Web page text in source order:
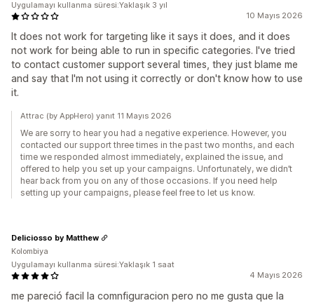
10 Mayıs 2026
It does not work for targeting like it says it does, and it does
not work for being able to run in specific categories. I've tried
to contact customer support several times, they just blame me
and say that I'm not using it correctly or don't know how to use
it.
Uygulamayı kullanma süresi:Yaklaşık 3 yıl
Attrac (by AppHero) yanıt 11 Mayıs 2026
We are sorry to hear you had a negative experience. However, you
contacted our support three times in the past two months, and each
time we responded almost immediately, explained the issue, and
offered to help you set up your campaigns. Unfortunately, we didn’t
hear back from you on any of those occasions. If you need help
setting up your campaigns, please feel free to let us know.
4 Mayıs 2026
me pareció facil la comnfiguracion pero no me gusta que la
Deliciosso by Matthew
Kolombiya
Uygulamayı kullanma süresi:Yaklaşık 1 saat